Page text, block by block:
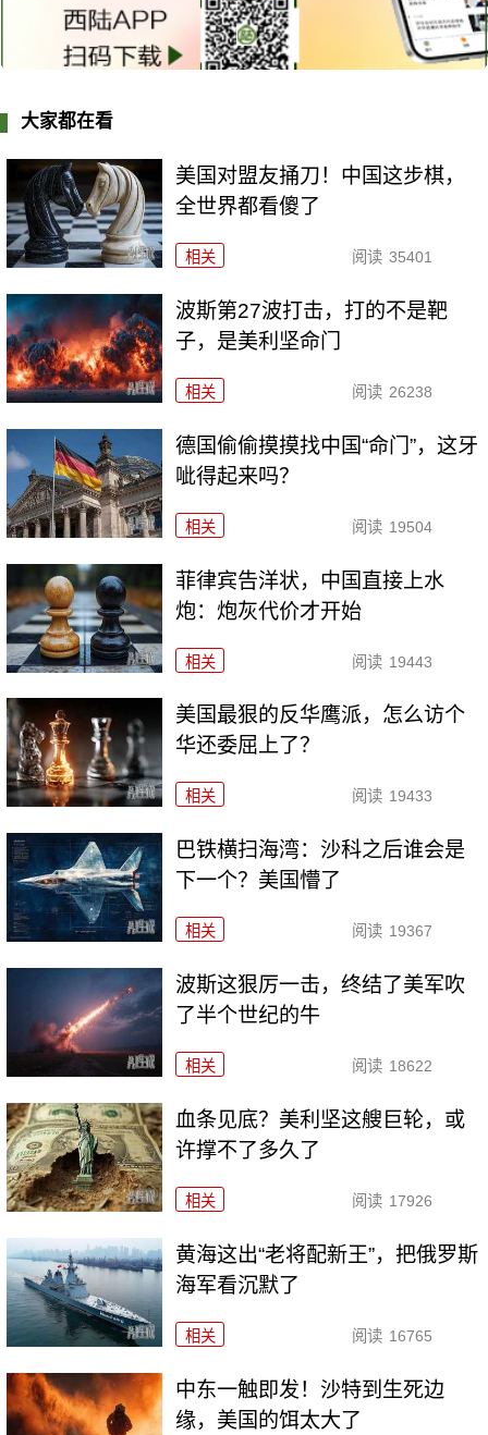
大家都在看
美国对盟友捅刀！中国这步棋，
全世界都看傻了
相关 阅读 35401
波斯第27波打击，打的不是靶
子，是美利坚命门
相关 阅读 26238
德国偷偷摸摸找中国“命门”，这牙
呲得起来吗？
相关 阅读 19504
菲律宾告洋状，中国直接上水
炮：炮灰代价才开始
相关 阅读 19443
美国最狠的反华鹰派，怎么访个
华还委屈上了？
相关 阅读 19433
巴铁横扫海湾：沙科之后谁会是
下一个？美国懵了
相关 阅读 19367
波斯这狠厉一击，终结了美军吹
了半个世纪的牛
相关 阅读 18622
血条见底？美利坚这艘巨轮，或
许撑不了多久了
相关 阅读 17926
黄海这出“老将配新王”，把俄罗斯
海军看沉默了
相关 阅读 16765
中东一触即发！沙特到生死边
缘，美国的饵太大了